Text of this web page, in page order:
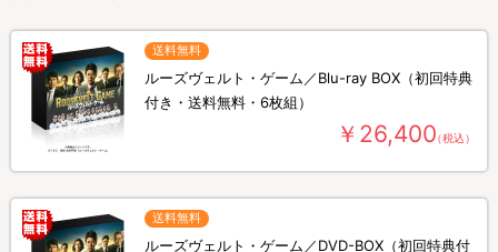
送料無料
ルーズヴェルト・ゲーム／Blu-ray BOX（初回特典
付き・送料無料・6枚組）
￥26,400（税込）
送料無料
ルーズヴェルト・ゲーム／DVD-BOX（初回特典付